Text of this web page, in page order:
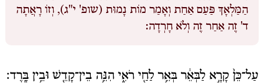
הַמַּלְאָךְ פַּעַם אַחַת וְאָמַר מוֹת נָמוּת (שופ' י"ג), וְזוֹ רָאֲתָה
ד' זֶה אַחַר זֶה וְלֹא חָרְדָה:
עַל־כֵּן֙ קָרָ֣א לַבְּאֵ֔ר בְּאֵ֥ר לַחַ֖י רֹאִ֑י הִנֵּ֥ה בֵין־קָדֵ֖שׁ וּבֵ֥ין בָּֽרֶד׃